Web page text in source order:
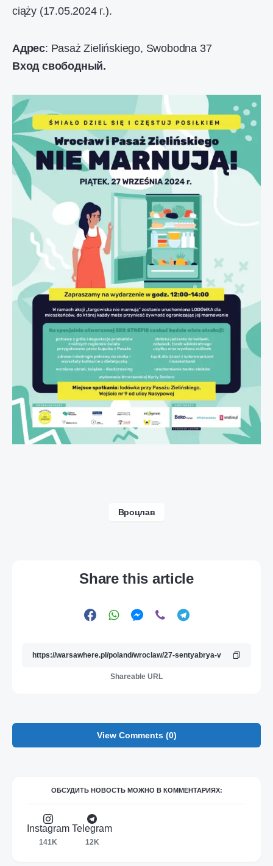
ciąży (17.05.2024 г.).
Адрес: Pasaż Zielińskiego, Swobodna 37
Вход свободный.
Вроцлав
Share this article
Shareable URL
View Comments (0)
ОБСУДИТЬ НОВОСТЬ МОЖНО В КОММЕНТАРИЯХ:
Instagram
141K
Telegram
12K